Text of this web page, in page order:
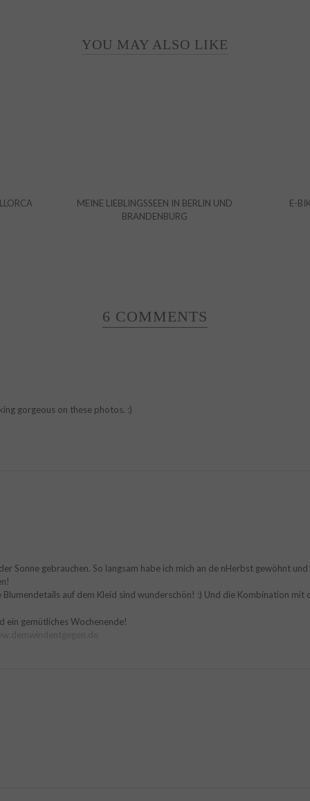
YOU MAY ALSO LIKE
MEINE LIEBLINGSSEEN IN BERLIN UND
BRANDENBURG
E-
6 COMMENTS
gorgeous on these photos. :)
Sonne gebrauchen. So langsam habe ich mich an de nHerbst gewöhnt
auf dem Kleid sind wunderschön! :) Und die Kombination mit
ein gemütliches Wochenende!